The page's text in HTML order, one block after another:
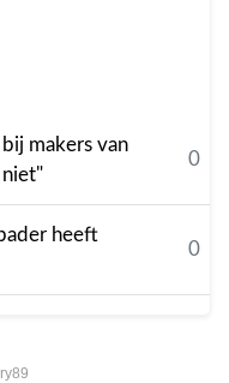
makers van
0
heeft
0